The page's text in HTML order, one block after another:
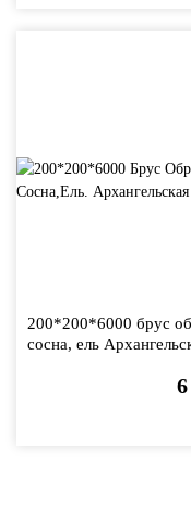
200*200*6000 брус
сосна, ель